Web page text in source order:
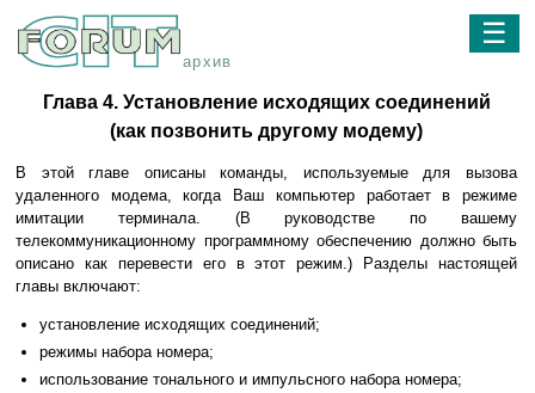
архив
☰
Глава 4. Установление исходящих соединений
(как позвонить другому модему)
В этой главе описаны команды, используемые для вызова
удаленного модема, когда Ваш компьютер работает в режиме
имитации терминала. (В руководстве по вашему
телекоммуникационному программному обеспечению должно быть
описано как перевести его в этот режим.) Разделы настоящей
главы включают:
установление исходящих соединений;
режимы набора номера;
использование тонального и импульсного набора номера;